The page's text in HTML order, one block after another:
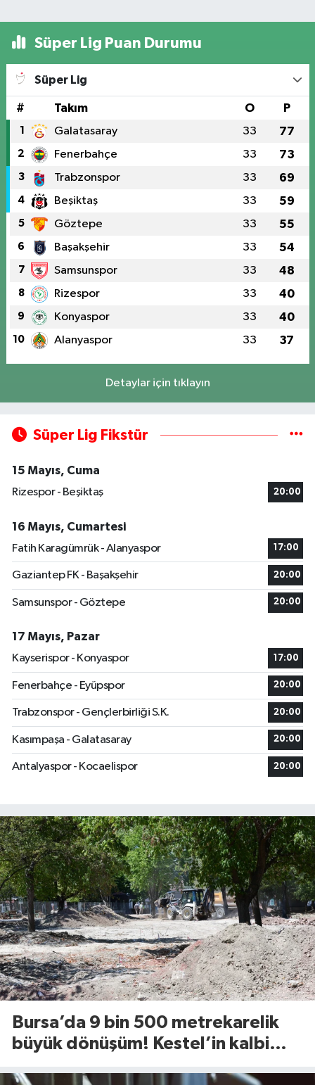
Süper Lig Puan Durumu
Süper Lig
# Takım O P
1 Galatasaray 33 77
2 Fenerbahçe 33 73
3 Trabzonspor 33 69
4 Beşiktaş 33 59
5 Göztepe 33 55
6 Başakşehir 33 54
7 Samsunspor 33 48
8 Rizespor 33 40
9 Konyaspor 33 40
10 Alanyaspor 33 37
Detaylar için tıklayın
Süper Lig Fikstür
15 Mayıs, Cuma
Rizespor - Beşiktaş
20:00
16 Mayıs, Cumartesi
Fatih Karagümrük - Alanyaspor
17:00
Gaziantep FK - Başakşehir 20:00
Samsunspor - Göztepe 20:00
17 Mayıs, Pazar
Kayserispor - Konyaspor
17:00
Fenerbahçe - Eyüpspor 20:00
Trabzonspor - Gençlerbirliği S.K. 20:00
Kasımpaşa - Galatasaray 20:00
Antalyaspor - Kocaelispor 20:00
Bursa’da 9 bin 500 metrekarelik
büyük dönüşüm! Kestel’in kalbi